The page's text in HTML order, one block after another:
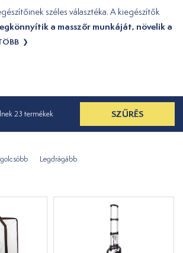
széles választéka. A kiegészítők
a masszőr munkáját, növelik a
23 termékek SZŰRÉS
Legdrágább